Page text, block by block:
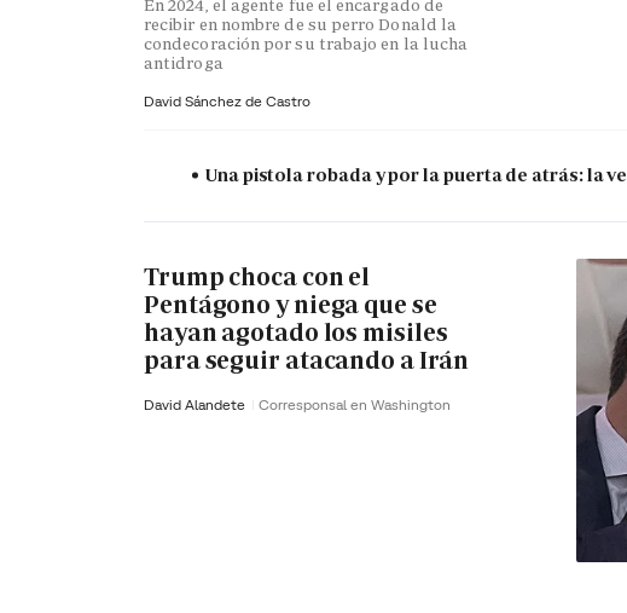
En 2024, el agente fue el encargado de
recibir en nombre de su perro Donald la
condecoración por su trabajo en la lucha
antidroga
David Sánchez de Castro
Una pistola robada y por la puerta de atrás: la
Trump choca con el
Pentágono y niega que se
hayan agotado los misiles
para seguir atacando a Irán
David Alandete Corresponsal en Washington